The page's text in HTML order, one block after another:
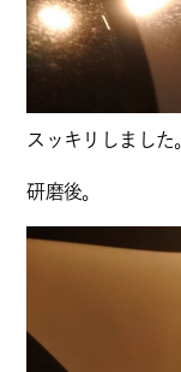
スッキリしました
研磨後。